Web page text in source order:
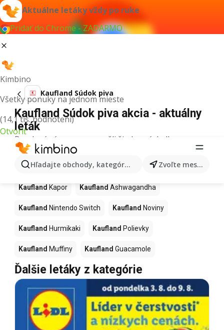
Aktuálne letáky vždy po ruke
Pridať do Chrome - ZADARMO
Kimbino
Všetky ponuky na jednom mieste
(14,1 tis. hodnotení)
Otvoriť
Hľadajte obchody, kategórie, produkty... Zvoľte mesto
Kaufland Súdok piva
Kaufland Súdok piva akcia - aktuálny
leták
Pre daný výraz sme nenašli žiadne výsledky.
Ďalšie produkty v obchodoch
Kaufland
Kaufland Kapor Kaufland Ashwagandha
Kaufland Nintendo Switch Kaufland Noviny
Kaufland Hurmikaki Kaufland Polievky
Kaufland Muffiny Kaufland Guacamole
Ďalšie letáky z kategórie